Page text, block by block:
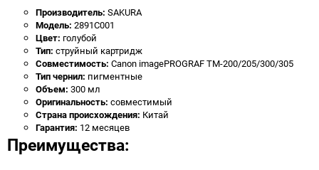
Производитель: SAKURA
Модель: 2891C001
Цвет: голубой
Тип: струйный картридж
Совместимость: Canon imagePROGRAF TM-200/205/300/305
Тип чернил: пигментные
Объем: 300 мл
Оригинальность: совместимый
Страна происхождения: Китай
Гарантия: 12 месяцев
Преимущества: